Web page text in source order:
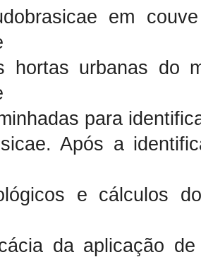
em
hortas urbanas do
para
Após a
e cálculos
da aplicação